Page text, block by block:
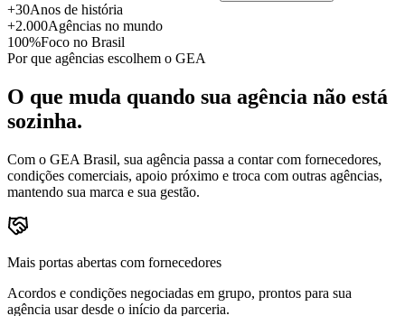
+30Anos de história
+2.000Agências no mundo
100%Foco no Brasil
Por que agências escolhem o GEA
O que muda quando sua agência não está
sozinha.
Com o GEA Brasil, sua agência passa a contar com fornecedores,
condições comerciais, apoio próximo e troca com outras agências,
mantendo sua marca e sua gestão.
Mais portas abertas com fornecedores
Acordos e condições negociadas em grupo, prontos para sua
agência usar desde o início da parceria.